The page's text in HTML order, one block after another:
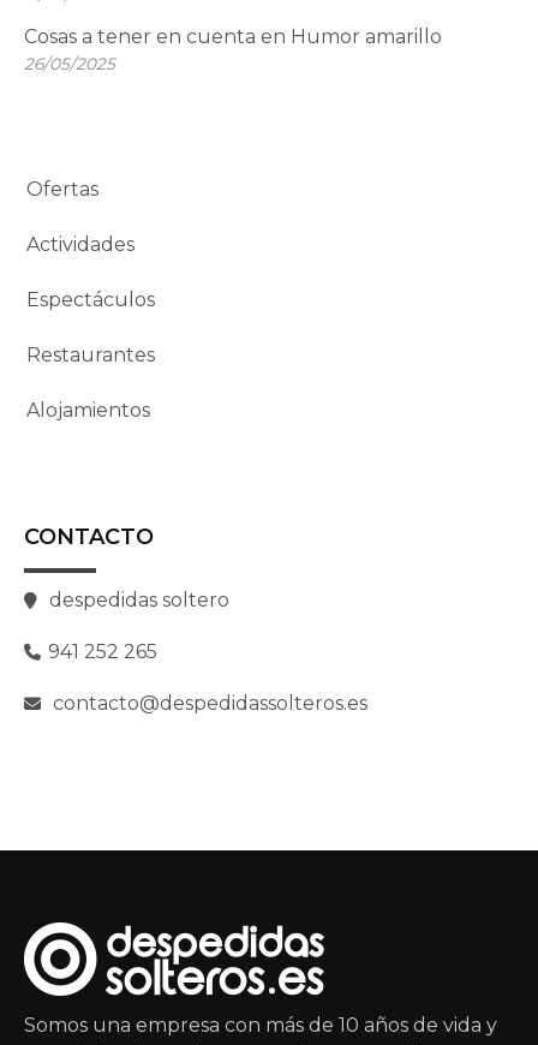
Cosas a tener en cuenta en Humor amarillo
26/05/2025
Ofertas
Actividades
Espectáculos
Restaurantes
Alojamientos
CONTACTO
despedidas soltero
941 252 265
contacto@despedidassolteros.es
Somos una empresa con más de 10 años de vida y